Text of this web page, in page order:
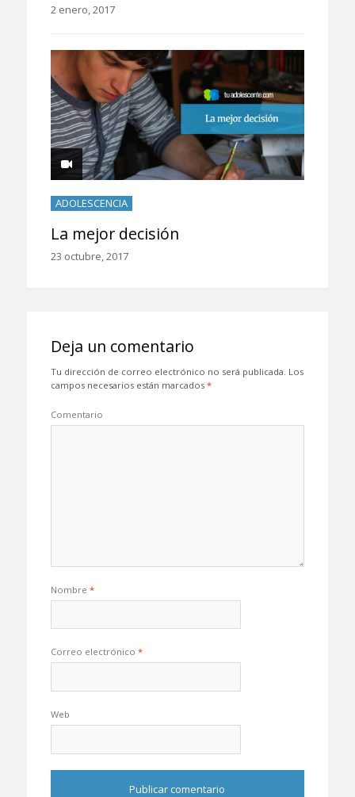
2 enero, 2017
ADOLESCENCIA
La mejor decisión
23 octubre, 2017
Deja un comentario
Tu dirección de correo electrónico no será publicada. Los
campos necesarios están marcados *
Comentario
Nombre *
Correo electrónico *
Web